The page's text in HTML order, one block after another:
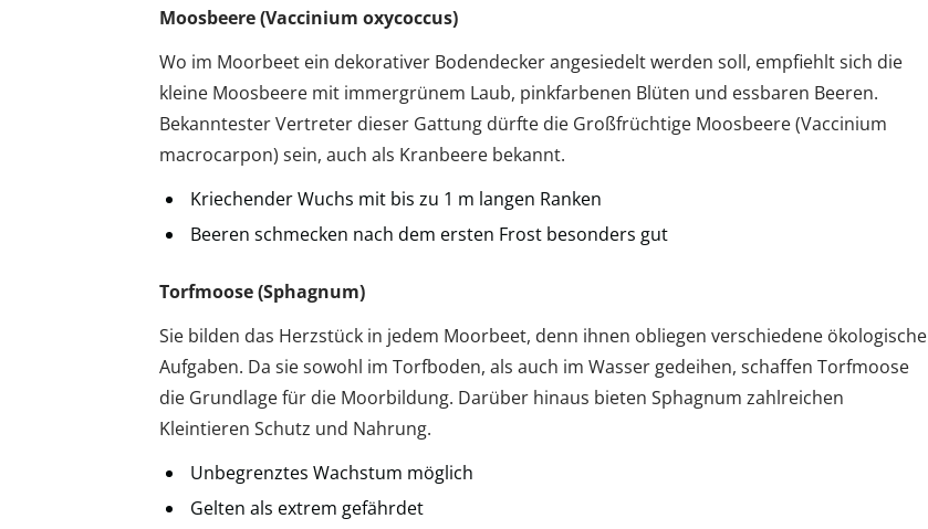
Moosbeere (Vaccinium oxycoccus)
Wo im Moorbeet ein dekorativer Bodendecker angesiedelt werden soll, empfiehlt sich die
kleine Moosbeere mit immergrünem Laub, pinkfarbenen Blüten und essbaren Beeren.
Bekanntester Vertreter dieser Gattung dürfte die Großfrüchtige Moosbeere (Vaccinium
macrocarpon) sein, auch als Kranbeere bekannt.
Kriechender Wuchs mit bis zu 1 m langen Ranken
Beeren schmecken nach dem ersten Frost besonders gut
Torfmoose (Sphagnum)
Sie bilden das Herzstück in jedem Moorbeet, denn ihnen obliegen verschiedene ökologische
Aufgaben. Da sie sowohl im Torfboden, als auch im Wasser gedeihen, schaffen Torfmoose
die Grundlage für die Moorbildung. Darüber hinaus bieten Sphagnum zahlreichen
Kleintieren Schutz und Nahrung.
Unbegrenztes Wachstum möglich
Gelten als extrem gefährdet